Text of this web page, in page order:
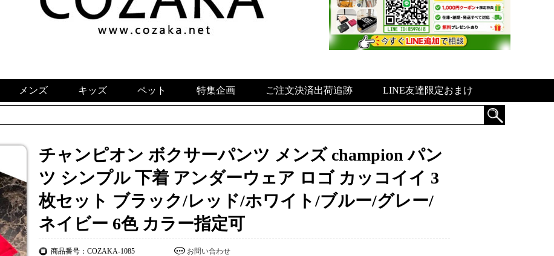
メンズ キッズ ペット 特集企画 ご注文決済出荷追跡 LINE友達限定おまけ
チャンピオン ボクサーパンツ メンズ champion パン
ツ シンプル 下着 アンダーウェア ロゴ カッコイイ 3
枚セット ブラック/レッド/ホワイト/ブルー/グレー/
ネイビー 6色 カラー指定可
商品番号：COZAKA-1085 お問い合わせ